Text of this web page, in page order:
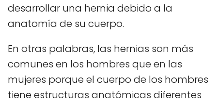
desarrollar una hernia debido a la
anatomía de su cuerpo.
En otras palabras, las hernias son más
comunes en los hombres que en las
mujeres porque el cuerpo de los hombres
tiene estructuras anatómicas diferentes